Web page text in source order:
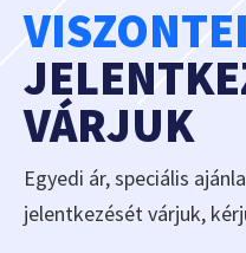
VÁRJUK
Egyedi ár, speciális
jelentkezését várjuk,